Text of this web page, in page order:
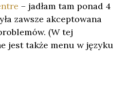
– jadłam tam ponad 4
zawsze akceptowana
(W tej
jest także menu w języku